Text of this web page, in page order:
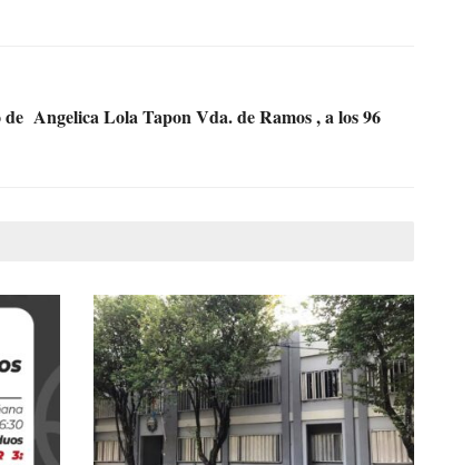
Angelica Lola Tapon Vda. de Ramos , a los 96